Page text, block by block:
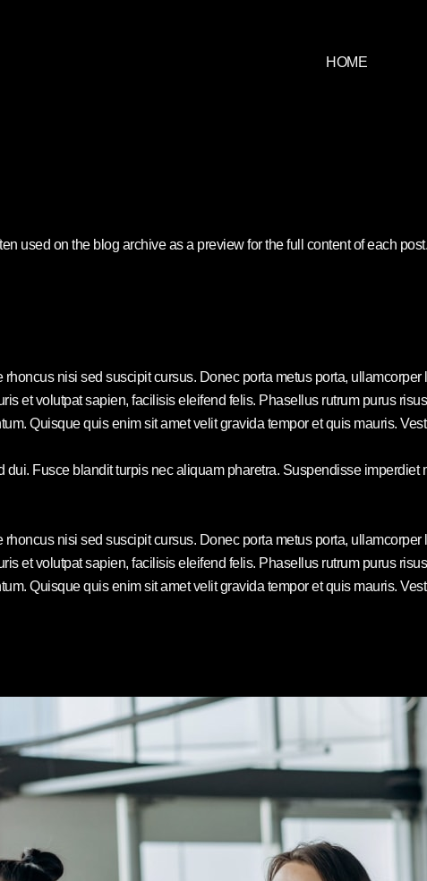
HOME
used on the blog archive as a preview for the full content of each
nisi sed suscipit cursus. Donec porta metus porta,
et volutpat sapien, facilisis eleifend felis. Phasellus rutrum purus
Quisque quis enim sit amet velit gravida tempor et quis mauris.
Fusce blandit turpis nec aliquam pharetra. Suspendisse
nisi sed suscipit cursus. Donec porta metus porta,
et volutpat sapien, facilisis eleifend felis. Phasellus rutrum purus
Quisque quis enim sit amet velit gravida tempor et quis mauris.